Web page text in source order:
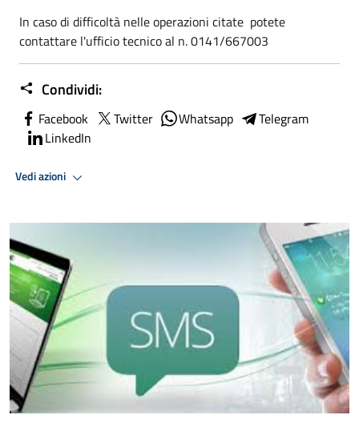
In caso di difficoltà nelle operazioni citate potete
contattare l'ufficio tecnico al n. 0141/667003
Condividi:
Facebook Twitter Whatsapp
Telegram
LinkedIn
Vedi azioni